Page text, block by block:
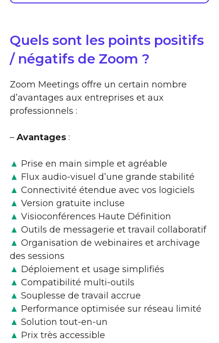
Quels sont les points positifs
/ négatifs de Zoom ?
Zoom Meetings offre un certain nombre
d’avantages aux entreprises et aux
professionnels :
– Avantages :
▲ Prise en main simple et agréable
▲ Flux audio-visuel d’une grande stabilité
▲ Connectivité étendue avec vos logiciels
▲ Version gratuite incluse
▲ Visioconférences Haute Définition
▲ Outils de messagerie et travail collaboratif
▲ Organisation de webinaires et archivage
des sessions
▲ Déploiement et usage simplifiés
▲ Compatibilité multi-outils
▲ Souplesse de travail accrue
▲ Performance optimisée sur réseau limité
▲ Solution tout-en-un
▲ Prix très accessible